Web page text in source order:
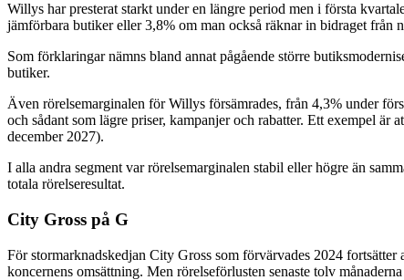
Willys har presterat starkt under en längre period men i första
jämförbara butiker eller 3,8% om man också räknar in bidraget
Som förklaringar nämns bland annat pågående större
butiker.
Även rörelsemarginalen för Willys försämrades, från 4,3% under
och sådant som lägre priser, kampanjer och rabatter. Ett exempel
december 2027).
I alla andra segment var rörelsemarginalen stabil eller högre än
totala rörelseresultat.
City Gross på G
För stormarknadskedjan City Gross som förvärvades 2024
koncernens omsättning. Men rörelseförlusten senaste tolv